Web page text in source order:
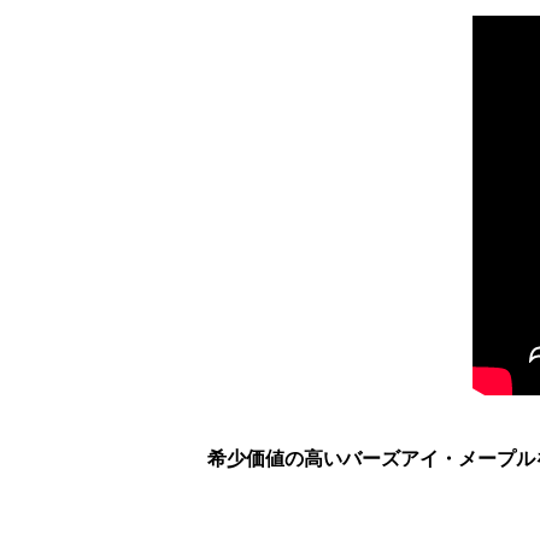
希少価値の高いバーズアイ・メープル